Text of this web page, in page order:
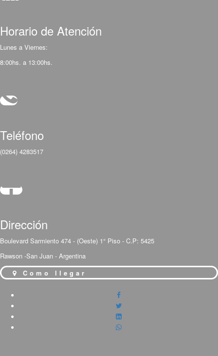
Horario de Atención
Lunes a Viernes:
8:00hs. a 13:00hs.
Teléfono
(0264) 4283517
Dirección
Boulevard Sarmiento 474 - (Oeste) 1° Piso - C.P: 5425
Rawson -San Juan - Argentina
Como llegar